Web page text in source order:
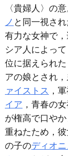
〈貴婦人〉の
ノ と同一視さ
有力な女神で
シア人によっ
位に据えられ
アの娘とされ
ァイストス ，
イア ，青春の
が権高で口や
重ねたため，
の子のディオ